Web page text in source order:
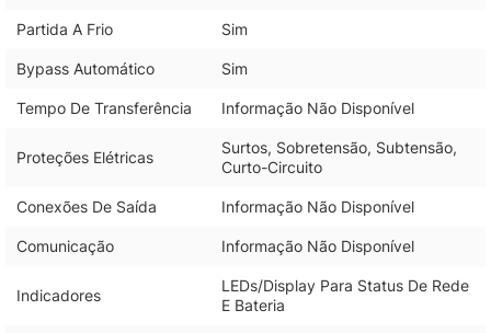
Partida A Frio Sim
Bypass Automático Sim
Tempo De Transferência Informação Não Disponível
Proteções Elétricas
Surtos, Sobretensão, Subtensão,
Curto-Circuito
Conexões De Saída Informação Não Disponível
Comunicação Informação Não Disponível
Indicadores
LEDs/Display Para Status De Rede
E Bateria